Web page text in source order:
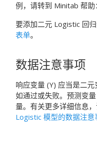
例，请转到 Minitab 帮助：
要添加二元 Logistic 回
表单。
数据注意事项
响应变量 (Y) 应当是二元
如通过或失败。预测变
量。有关更多详细信息
Logistic 模型的数据注意